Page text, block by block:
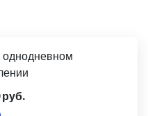
однодневном
руб.